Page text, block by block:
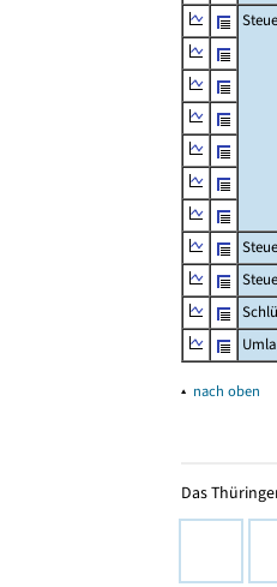
▴ nach oben
Das